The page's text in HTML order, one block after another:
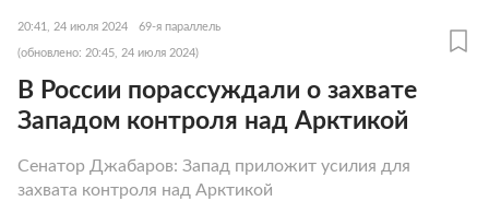
20:41, 24 июля 2024 69-я параллель
(обновлено: 20:45, 24 июля 2024)
В России порассуждали о захвате
Западом контроля над Арктикой
Сенатор Джабаров: Запад приложит усилия для
захвата контроля над Арктикой